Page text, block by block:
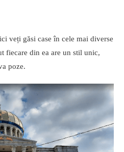
veți găsi case în cele mai diverse
fiecare din ea are un stil unic,
poze.